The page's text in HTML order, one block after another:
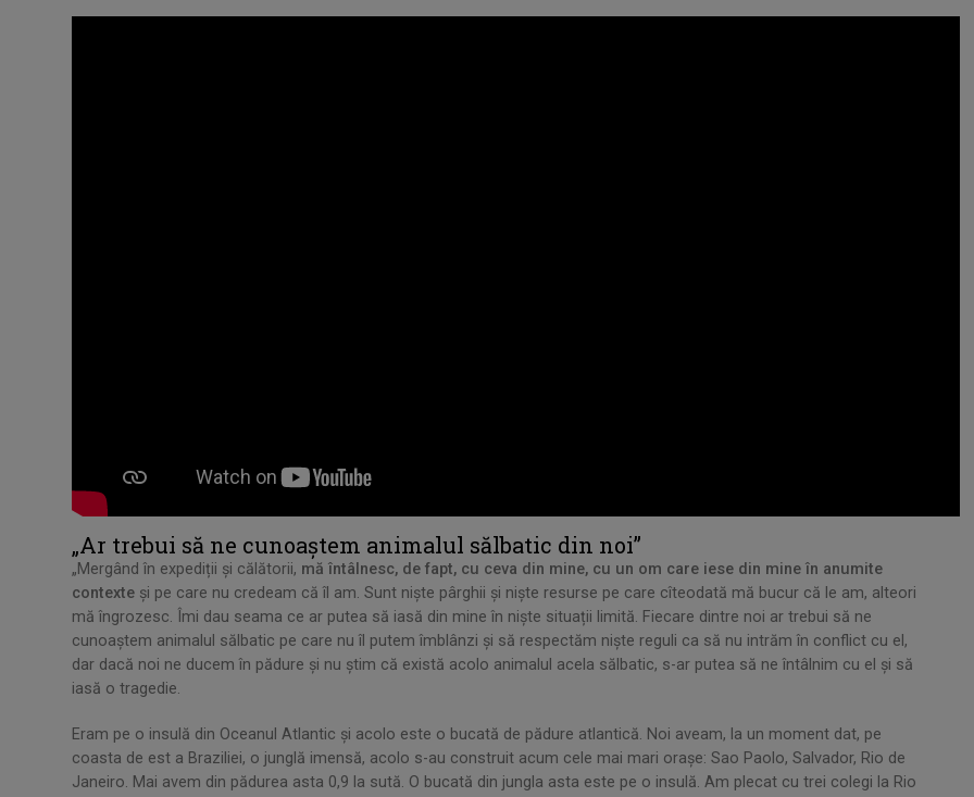
„Ar trebui să ne cunoaștem animalul sălbatic din noi”
„Mergând în expediții și călătorii, mă întâlnesc, de fapt, cu ceva din mine, cu un om care iese din mine în anumite
contexte și pe care nu credeam că îl am. Sunt niște pârghii și niște resurse pe care cîteodată mă bucur că le am, alteori
mă îngrozesc. Îmi dau seama ce ar putea să iasă din mine în niște situații limită. Fiecare dintre noi ar trebui să ne
cunoaștem animalul sălbatic pe care nu îl putem îmblânzi și să respectăm niște reguli ca să nu intrăm în conflict cu el,
dar dacă noi ne ducem în pădure și nu știm că există acolo animalul acela sălbatic, s-ar putea să ne întâlnim cu el și să
iasă o tragedie.
Eram pe o insulă din Oceanul Atlantic și acolo este o bucată de pădure atlantică. Noi aveam, la un moment dat, pe
coasta de est a Braziliei, o junglă imensă, acolo s-au construit acum cele mai mari orașe: Sao Paolo, Salvador, Rio de
Janeiro. Mai avem din pădurea asta 0,9 la sută. O bucată din jungla asta este pe o insulă. Am plecat cu trei colegi la Rio